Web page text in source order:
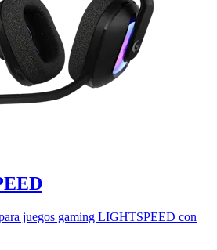
juegos gaming LIGHTSPEED con